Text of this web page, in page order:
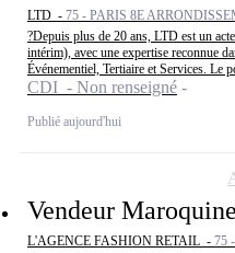
LTD - 75 - PARIS 8E
?Depuis plus de 20 ans, LTD est un
intérim), avec une expertise reconnue
Événementiel, Tertiaire et Services. Le
CDI - Non renseigné
Publié aujourd'hui
Vendeur
L'AGENCE FASHION RETAIL - 75